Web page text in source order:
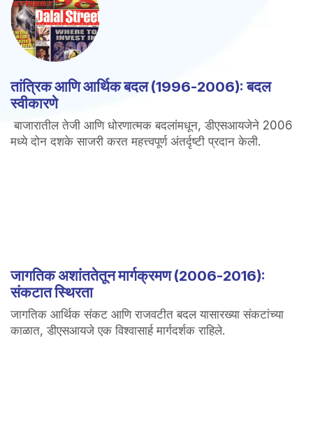
तांत्रिक आणि आर्थिक बदल (1996-2006): बदल
स्वीकारणे
बाजारातील तेजी आणि धोरणात्मक बदलांमधून, डीएसआयजेने 2006
मध्ये दोन दशके साजरी करत महत्त्वपूर्ण अंतर्दृष्टी प्रदान केली.
जागतिक अशांततेतून मार्गक्रमण (2006-2016):
संकटात स्थिरता
जागतिक आर्थिक संकट आणि राजवटीत बदल यासारख्या संकटांच्या
काळात, डीएसआयजे एक विश्वासार्ह मार्गदर्शक राहिले.